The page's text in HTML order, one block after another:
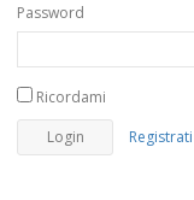
Password
Ricordami
Registrati